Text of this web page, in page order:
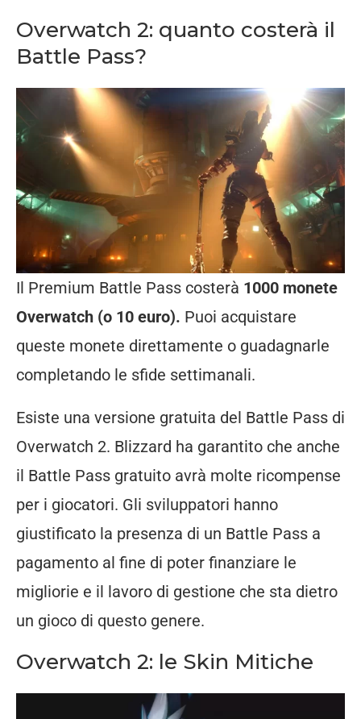
Overwatch 2: quanto costerà il
Battle Pass?
Il Premium Battle Pass costerà 1000 monete
Overwatch (o 10 euro). Puoi acquistare
queste monete direttamente o guadagnarle
completando le sfide settimanali.
Esiste una versione gratuita del Battle Pass di
Overwatch 2. Blizzard ha garantito che anche
il Battle Pass gratuito avrà molte ricompense
per i giocatori. Gli sviluppatori hanno
giustificato la presenza di un Battle Pass a
pagamento al fine di poter finanziare le
migliorie e il lavoro di gestione che sta dietro
un gioco di questo genere.
Overwatch 2: le Skin Mitiche